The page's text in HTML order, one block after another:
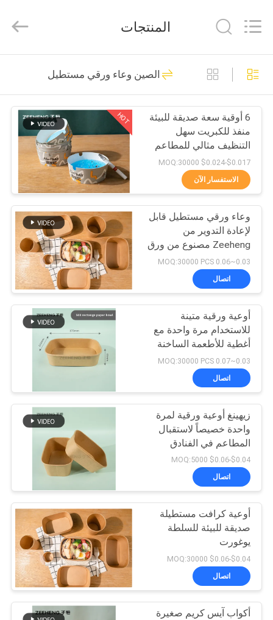
منزل،
بيت
منتجات
معلومات
جولة
المعمل
مراقبة
الجودة
اتصل
أخبار
اطلب
اقتباس
خريطة
الموقع
سياسة
الخصوصية
Protection
Technology
All
Reserved.
ورق الكرافت
السلطانيات
133
وعاء ورقي مستطيل
10
أكواب الصوص الورقية
50
أوعية ورقية ذات طلاء
أحمر أسود
24
ورقة الألومنيوم احباط
13
المنتجات
الصين وعاء ورقي مستطيل
HOT
6 أوقية سعة صديقة للبيئة
منفذ للكبريت سهل
التنظيف مثالي للمطاعم
الحانات والمكاتب
$0.017-$0.024 MOQ:30000
الاستفسار الآن
وعاء ورقي مستطيل قابل
لإعادة التدوير من
Zeeheng مصنوع من ورق
كرافت مطلي بالبولي
إيثيلين مناسب لتوصيل
الطعام والوجبات الجاهزة
0.03~0.06 MOQ:30000 PCS
اتصال
أوعية ورقية متينة
للاستخدام مرة واحدة مع
أغطية للأطعمة الساخنة
والباردة للمطاعم والفنادق
وشركات خدمات الطعام
0.03~0.07 MOQ:30000 PCS
اتصال
زيهينغ أوعية ورقية لمرة
واحدة خصيصاً لاستقبال
المطاعم في الفنادق
$0.04-$0.06 MOQ:5000
اتصال
أوعية كرافت مستطيلة
صديقة للبيئة للسلطة
يوغورت
$0.04-$0.06 MOQ:30000
اتصال
أكواب آيس كريم صغيرة